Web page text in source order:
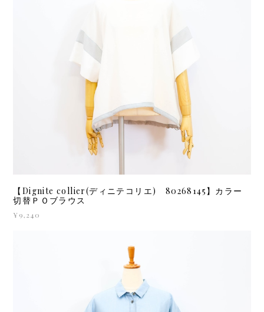
【Dignite collier(ディニテコリエ) 80268145】カラー
切替ＰＯブラウス
¥9,240